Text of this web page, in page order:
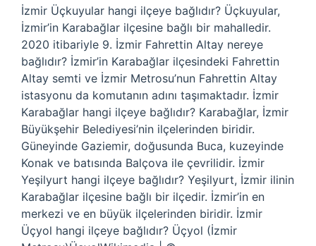
İzmir Üçkuyular hangi ilçeye bağlıdır? Üçkuyular,
İzmir’in Karabağlar ilçesine bağlı bir mahalledir.
2020 itibariyle 9. İzmir Fahrettin Altay nereye
bağlıdır? İzmir’in Karabağlar ilçesindeki Fahrettin
Altay semti ve İzmir Metrosu’nun Fahrettin Altay
istasyonu da komutanın adını taşımaktadır. İzmir
Karabağlar hangi ilçeye bağlıdır? Karabağlar, İzmir
Büyükşehir Belediyesi’nin ilçelerinden biridir.
Güneyinde Gaziemir, doğusunda Buca, kuzeyinde
Konak ve batısında Balçova ile çevrilidir. İzmir
Yeşilyurt hangi ilçeye bağlıdır? Yeşilyurt, İzmir ilinin
Karabağlar ilçesine bağlı bir ilçedir. İzmir’in en
merkezi ve en büyük ilçelerinden biridir. İzmir
Üçyol hangi ilçeye bağlıdır? Üçyol (İzmir